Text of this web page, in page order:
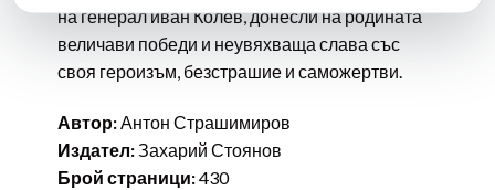
на генерал иван Колев, донесли на родината
величави победи и неувяхваща слава със
своя героизъм, безстрашие и саможертви.
Автор:Антон Страшимиров
Издател:Захарий Стоянов
Брой страници:430